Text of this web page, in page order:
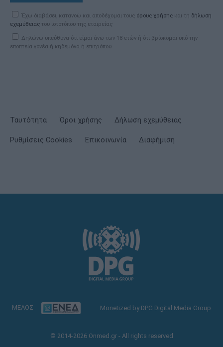
Έχω διαβάσει, κατανοώ και αποδέχομαι τους όρους χρήσης και τη δήλωση
εχεμύθειας του ιστοτόπου της εταιρείας
Δηλώνω υπεύθυνα ότι είμαι άνω των 18 ετών ή ότι βρίσκομαι υπό την
εποπτεία γονέα ή κηδεμόνα ή επιτρόπου
Ταυτότητα Όροι χρήσης Δήλωση εχεμύθειας
Ρυθμίσεις Cookies Επικοινωνία Διαφήμιση
ΜΕΛΟΣ Monetized by DPG Digital Media Group
© 2014-2026 Onmed.gr - All rights reserved